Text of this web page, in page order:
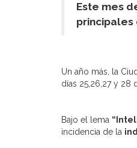
Este mes
principales
Un año más, la
días 25,26,27 y 28
Bajo el lema
incidencia de la